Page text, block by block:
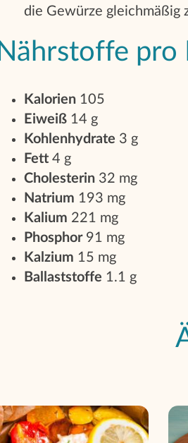
die Gewürze gleichmäßig
Nährstoffe pro
Kalorien 105
Eiweiß 14 g
Kohlenhydrate 3 g
Fett 4 g
Cholesterin 32 mg
Natrium 193 mg
Kalium 221 mg
Phosphor91 mg
Kalzium 15 mg
Ballaststoffe 1.1 g